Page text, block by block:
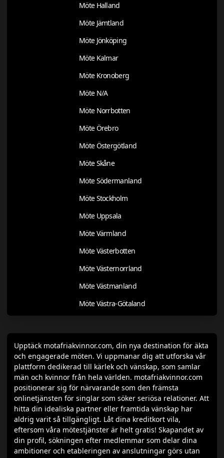
Möte Halland
Möte Jämtland
Möte Jönköping
Möte Kalmar
Möte Kronoberg
Möte N/A
Möte Norrbotten
Möte Örebro
Möte Östergötland
Möte Skåne
Möte Södermanland
Möte Stockholm
Möte Uppsala
Möte Värmland
Möte Västerbotten
Möte Västernorrland
Möte Västmanland
Möte Västra-Götaland
Upptäck motafriakvinnor.com, din nya destination för äkta
och engagerade möten. Vi uppmanar dig att utforska vår
plattform dedikerad till kärlek och vänskap, som samlar
män och kvinnor från hela världen. motafriakvinnor.com
positionerar sig för närvarande som den främsta
onlinetjänsten för singlar som söker seriösa relationer. Att
hitta din idealiska partner eller framtida vänskap har
aldrig varit så tillgängligt. Låt dina kreditkort vila,
eftersom våra mötestjänster är helt gratis! Skapandet av
din profil, sökningen efter medlemmar som delar dina
ambitioner och etableringen av anslutningar görs utan